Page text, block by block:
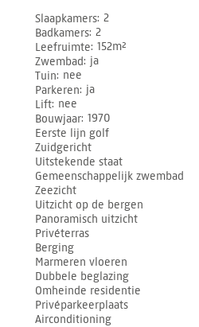
Slaapkamers 2
Badkamers 2
Leefruimte 152m²
Zwembad ja
Tuin nee
Parkeren ja
Lift nee
Bouwjaar 1970
Eerste lijn golf
Zuidgericht
Uitstekende staat
Gemeenschappelijk zwembad
Zeezicht
Uitzicht op de bergen
Panoramisch uitzicht
Privéterras
Berging
Marmeren vloeren
Dubbele beglazing
Omheinde residentie
Privéparkeerplaats
Airconditioning